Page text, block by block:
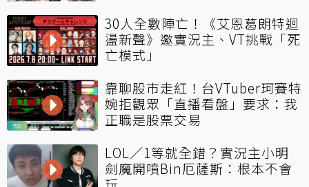
30人全數陣亡！《艾恩葛朗特迴
盪新聲》邀實況主、VT挑戰「死
亡模式」
靠聊股市走紅！台VTuber珂賽特
婉拒觀眾「直播看盤」要求：我
正職是股票交易
LOL／1等就全錯？實況主小明
劍魔開噴Bin厄薩斯：根本不會